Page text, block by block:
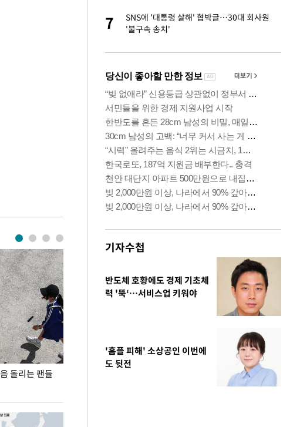
돌리는 팬들
이 대통령, '청년 대책 속도 높여야…폭염 문제도 입추 코앞인데
7
SNS에 '대통령 살해' 협박글…30대 회사원
'불구속 송치'
기자수첩
반도체 호황에도 경제 기초체
력 '뚝‘…서비스업 키워야
'홈플 피해' 소상공인 이번에
도 뒷전